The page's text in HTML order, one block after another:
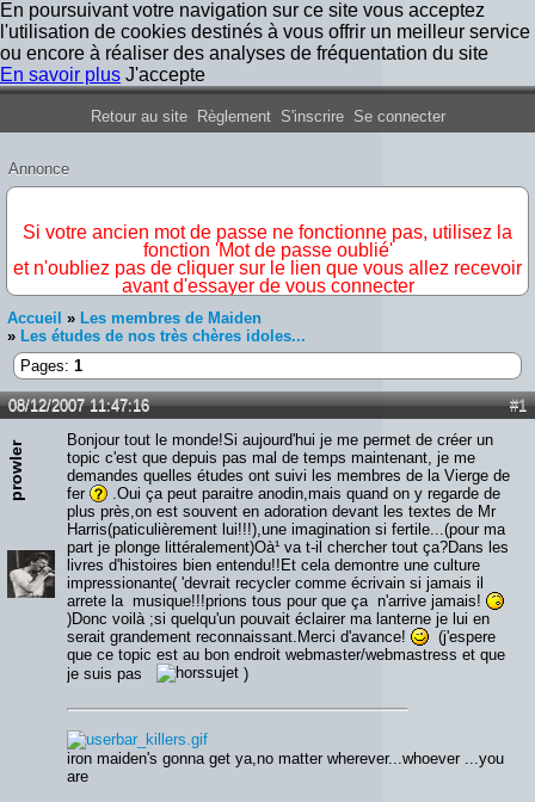
En poursuivant votre navigation sur ce site vous acceptez
l'utilisation de cookies destinés à vous offrir un meilleur service
ou encore à réaliser des analyses de fréquentation du site
En savoir plus J'accepte
Forum Iron Maiden France
Retour au site Règlement S'inscrire Se connecter
Annonce
Si votre ancien mot de passe ne fonctionne pas, utilisez la
fonction 'Mot de passe oublié'
et n'oubliez pas de cliquer sur le lien que vous allez recevoir
avant d'essayer de vous connecter
Accueil » Les membres de Maiden
» Les études de nos très chères idoles...
Pages: 1
#1
08/12/2007 11:47:16
prowler
Bonjour tout le monde!Si aujourd'hui je me permet de créer un
topic c'est que depuis pas mal de temps maintenant, je me
demandes quelles études ont suivi les membres de la Vierge de
fer
.Oui ça peut paraitre anodin,mais quand on y regarde de
plus près,on est souvent en adoration devant les textes de Mr
Harris(paticulièrement lui!!!),une imagination si fertile...(pour ma
part je plonge littéralement)Oà¹ va t-il chercher tout ça?Dans les
livres d'histoires bien entendu!!Et cela demontre une culture
impressionante( 'devrait recycler comme écrivain si jamais il
arrete la musique!!!prions tous pour que ça n'arrive jamais!
)Donc voilà ;si quelqu'un pouvait éclairer ma lanterne je lui en
serait grandement reconnaissant.Merci d'avance!
(j'espere
que ce topic est au bon endroit webmaster/webmastress et que
je suis pas
)
iron maiden's gonna get ya,no matter wherever...whoever ...you
are